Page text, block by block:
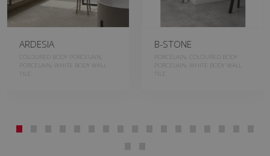
ARDESIA
COLOURED BODY PORCELAIN,
PORCELAIN, WHITE BODY WALL
TILE
B-STONE
PORCELAIN, COLOURED BODY
PORCELAIN, WHITE BODY WALL
TILE